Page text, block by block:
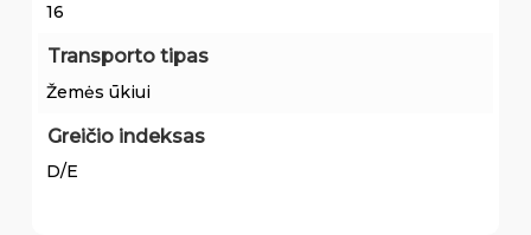
16
Transporto tipas
Žemės ūkiui
Greičio indeksas
D/E